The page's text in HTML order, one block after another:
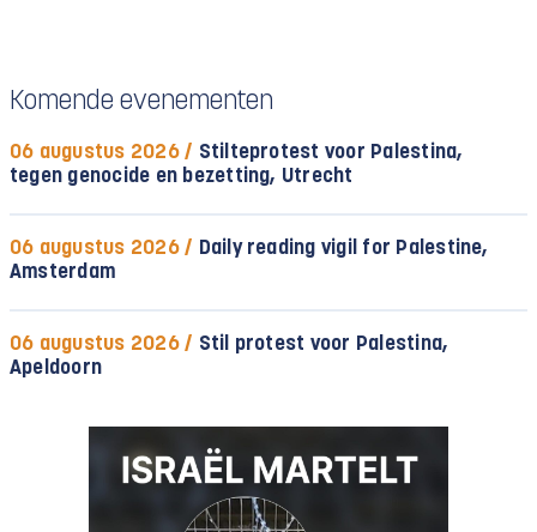
Komende evenementen
06 augustus 2026 / Stilteprotest voor Palestina,
tegen genocide en bezetting, Utrecht
06 augustus 2026 / Daily reading vigil for Palestine,
Amsterdam
06 augustus 2026 / Stil protest voor Palestina,
Apeldoorn